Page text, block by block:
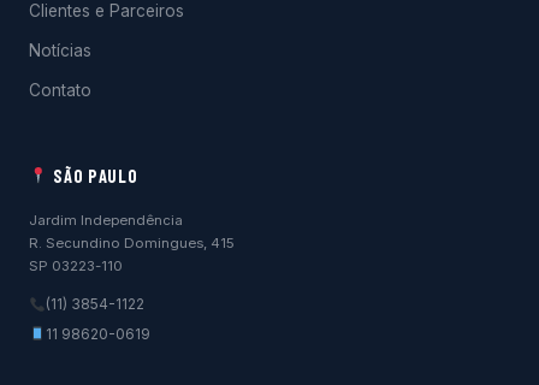
Clientes e Parceiros
Notícias
Contato
SÃO PAULO
Jardim Independência
R. Secundino Domingues, 415
SP 03223-110
(11) 3854-1122
11 98620-0619